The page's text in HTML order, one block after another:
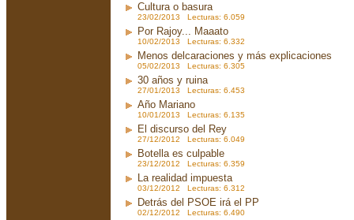
Cultura o basura
23/02/2013 Lecturas: 6.059
Por Rajoy... Maaato
10/02/2013 Lecturas: 6.332
Menos delcaraciones y más explicaciones
05/02/2013 Lecturas: 6.305
30 años y ruina
27/01/2013 Lecturas: 6.453
Año Mariano
10/01/2013 Lecturas: 6.135
El discurso del Rey
27/12/2012 Lecturas: 6.049
Botella es culpable
23/12/2012 Lecturas: 6.359
La realidad impuesta
03/12/2012 Lecturas: 6.312
Detrás del PSOE irá el PP
02/12/2012 Lecturas: 6.490